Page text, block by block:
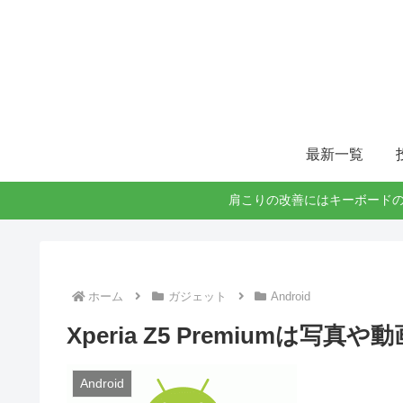
最新一覧
肩こりの改善にはキーボード
ホーム ガジェット Android
Xperia Z5 Premiumは写真や
Android